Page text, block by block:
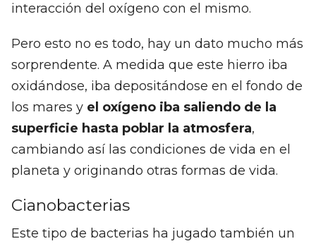
interacción del oxígeno con el mismo.
Pero esto no es todo, hay un dato mucho más
sorprendente. A medida que este hierro iba
oxidándose, iba depositándose en el fondo de
los mares y el oxígeno iba saliendo de la
superficie hasta poblar la atmosfera,
cambiando así las condiciones de vida en el
planeta y originando otras formas de vida.
Cianobacterias
Este tipo de bacterias ha jugado también un